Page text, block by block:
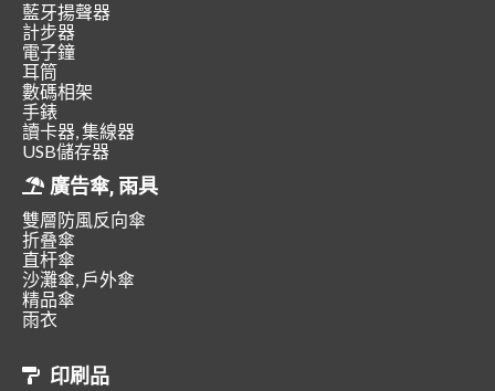
藍牙揚聲器
計步器
電子鐘
耳筒
數碼相架
手錶
讀卡器, 集線器
USB儲存器
廣告傘, 雨具
雙層防風反向傘
折叠傘
直杆傘
沙灘傘, 戶外傘
精品傘
雨衣
印刷品